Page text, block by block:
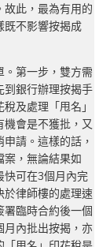
此，最為有用的
既不影響按揭成
。第一步，雙方需
到銀行辦理按揭手
及處理「甩名」
會是不獲批，又
請。這樣的話，
案，無論結果如
快可在3個月內完
於律師樓的處理速
臨時合約後一個
月內批出按揭，亦